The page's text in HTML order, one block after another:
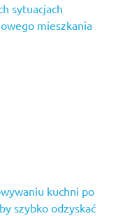
sytuacjach
mieszkania
kuchni po
szybko odzyskać